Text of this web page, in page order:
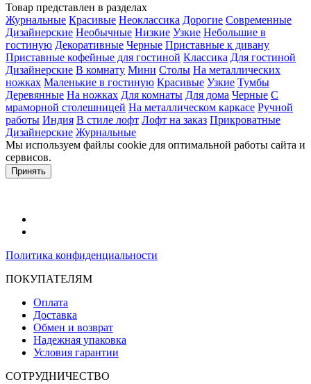
Товар представлен в разделах
Журнальные Красивые Неоклассика Дорогие Современные
Дизайнерские Необычные Низкие Узкие Небольшие в
гостиную Декоративные Черные Приставные к дивану
Приставные кофейные для гостиной Классика Для гостиной
Дизайнерские В комнату Мини Столы На металлических
ножках Маленькие в гостиную Красивые Узкие Тумбы
Деревянные На ножках Для комнаты Для дома Черные С
мраморной столешницей На металлическом каркасе Ручной
работы Индия В стиле лофт Лофт на заказ Прикроватные
Дизайнерские Журнальные
Мы используем файлы cookie для оптимальной работы сайта и
сервисов.
Принять
Политика конфиденциальности
ПОКУПАТЕЛЯМ
Оплата
Доставка
Обмен и возврат
Надежная упаковка
Условия гарантии
СОТРУДНИЧЕСТВО